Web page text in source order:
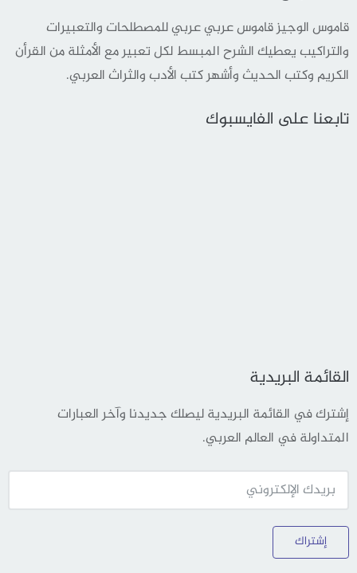
قاموس الوجيز قاموس عربي عربي للمصطلحات والتعبيرات
والتراكيب يعطيك الشرح المبسط لكل تعبير مع الأمثلة من القرأن
الكريم وكتب الحديث وأشهر كتب الأدب والثراث العربي.
تابعنا على الفايسبوك
القائمة البريدية
إشترك في القائمة البريدية ليصلك جديدنا وآخر العبارات
المتداولة في العالم العربي.
إشتراك